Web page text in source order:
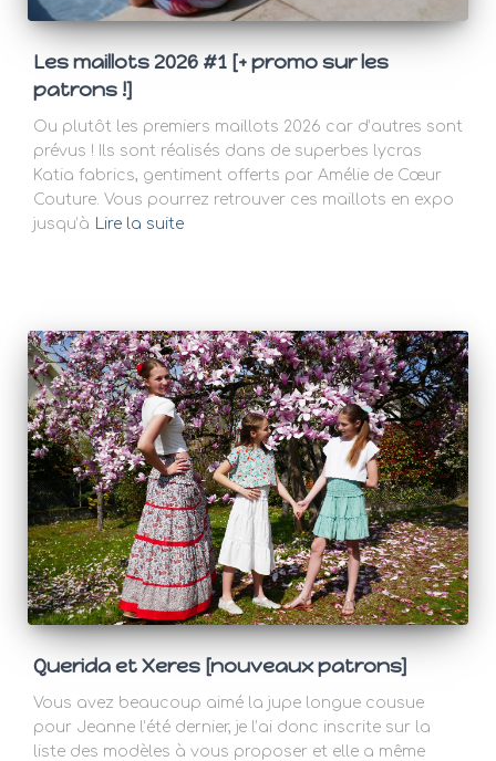
Les maillots 2026 #1 [+ promo sur les
patrons !]
Ou plutôt les premiers maillots 2026 car d’autres sont
prévus ! Ils sont réalisés dans de superbes lycras
Katia fabrics, gentiment offerts par Amélie de Cœur
Couture. Vous pourrez retrouver ces maillots en expo
jusqu’à Lire la suite
Querida et Xeres [nouveaux patrons]
Vous avez beaucoup aimé la jupe longue cousue
pour Jeanne l’été dernier, je l’ai donc inscrite sur la
liste des modèles à vous proposer et elle a même